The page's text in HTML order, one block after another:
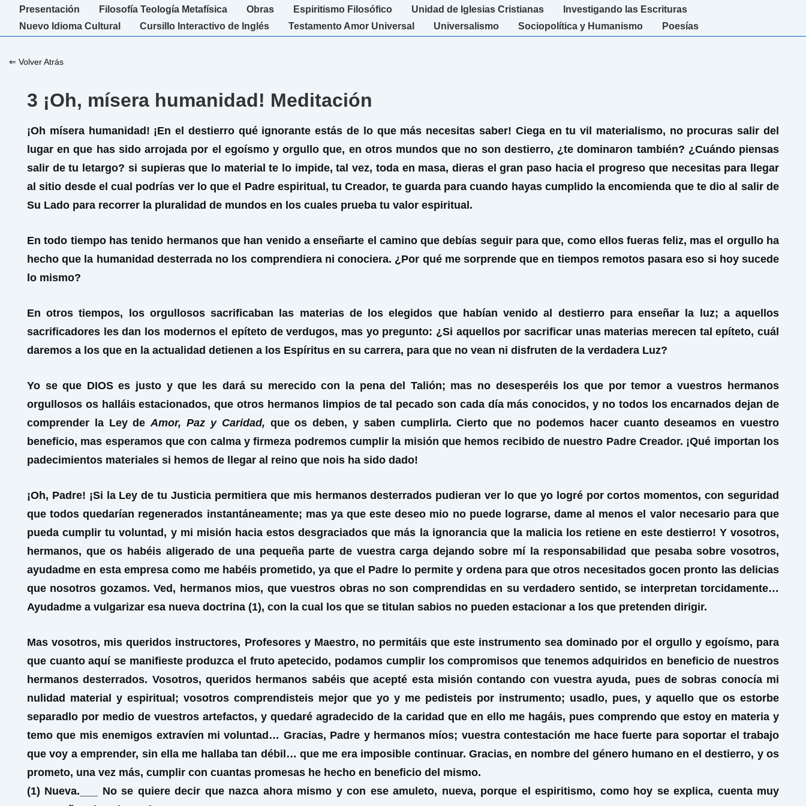
Saltar
contenido
Navegación
principal
Presentación Filosofía Teología Metafísica Obras Espiritismo Filosófico Unidad de Iglesias Cristianas
Investigando las Escrituras
Nuevo Idioma Cultural
Cursillo Interactivo de Inglés Testamento Amor Universal Universalismo Sociopolítica y Humanismo Poesías
⇐ Volver Atrás
3 ¡Oh, mísera humanidad! Meditación
¡Oh mísera humanidad! ¡En el destierro qué ignorante estás de lo que más necesitas saber! Ciega en tu vil materialismo, no procuras salir del
lugar en que has sido arrojada por el egoísmo y orgullo que, en otros mundos que no son destierro, ¿te dominaron también? ¿Cuándo piensas
salir de tu letargo? si supieras que lo material te lo impide, tal vez, toda en masa, dieras el gran paso hacia el progreso que necesitas para llegar
al sitio desde el cual podrías ver lo que el Padre espiritual, tu Creador, te guarda para cuando hayas cumplido la encomienda que te dio al salir de
Su Lado para recorrer la pluralidad de mundos en los cuales prueba tu valor espiritual.
En todo tiempo has tenido hermanos que han venido a enseñarte el camino que debías seguir para que, como ellos fueras feliz, mas el orgullo ha
hecho que la humanidad desterrada no los comprendiera ni conociera. ¿Por qué me sorprende que en tiempos remotos pasara eso si hoy sucede
lo mismo?
En otros tiempos, los orgullosos sacrificaban las materias de los elegidos que habían venido al destierro para enseñar la luz; a aquellos
sacrificadores les dan los modernos el epíteto de verdugos, mas yo pregunto: ¿Si aquellos por sacrificar unas materias merecen tal epíteto, cuál
daremos a los que en la actualidad detienen a los Espíritus en su carrera, para que no vean ni disfruten de la verdadera Luz?
Yo se que DIOS es justo y que les dará su merecido con la pena del Talión; mas no desesperéis los que por temor a vuestros hermanos
orgullosos os halláis estacionados, que otros hermanos limpios de tal pecado son cada día más conocidos, y no todos los encarnados dejan de
comprender la Ley deAmor, Paz y Caridad, que os deben, y saben cumplirla. Cierto que no podemos hacer cuanto deseamos en vuestro
beneficio, mas esperamos que con calma y firmeza podremos cumplir la misión que hemos recibido de nuestro Padre Creador. ¡Qué importan los
padecimientos materiales si hemos de llegar al reino que nois ha sido dado!
¡Oh, Padre! ¡Si la Ley de tu Justicia permitiera que mis hermanos desterrados pudieran ver lo que yo logré por cortos momentos, con seguridad
que todos quedarían regenerados instantáneamente; mas ya que este deseo mio no puede lograrse, dame al menos el valor necesario para que
pueda cumplir tu voluntad, y mi misión hacia estos desgraciados que más la ignorancia que la malicia los retiene en este destierro! Y vosotros,
hermanos, que os habéis aligerado de una pequeña parte de vuestra carga dejando sobre mí la responsabilidad que pesaba sobre vosotros,
ayudadme en esta empresa como me habéis prometido, ya que el Padre lo permite y ordena para que otros necesitados gocen pronto las delicias
que nosotros gozamos. Ved, hermanos mios, que vuestros obras no son comprendidas en su verdadero sentido, se interpretan torcidamente…
Ayudadme a vulgarizar esa nueva doctrina (1), con la cual los que se titulan sabios no pueden estacionar a los que pretenden dirigir.
Mas vosotros, mis queridos instructores, Profesores y Maestro, no permitáis que este instrumento sea dominado por el orgullo y egoísmo, para
que cuanto aquí se manifieste produzca el fruto apetecido, podamos cumplir los compromisos que tenemos adquiridos en beneficio de nuestros
hermanos desterrados. Vosotros, queridos hermanos sabéis que acepté esta misión contando con vuestra ayuda, pues de sobras conocía mi
nulidad material y espiritual; vosotros comprendisteis mejor que yo y me pedisteis por instrumento; usadlo, pues, y aquello que os estorbe
separadlo por medio de vuestros artefactos, y quedaré agradecido de la caridad que en ello me hagáis, pues comprendo que estoy en materia y
temo que mis enemigos extravíen mi voluntad… Gracias, Padre y hermanos míos; vuestra contestación me hace fuerte para soportar el trabajo
que voy a emprender, sin ella me hallaba tan débil… que me era imposible continuar. Gracias, en nombre del género humano en el destierro, y os
prometo, una vez más, cumplir con cuantas promesas he hecho en beneficio del mismo.
(1) Nueva.___ No se quiere decir que nazca ahora mismo y con ese amuleto, nueva, porque el espiritismo, como hoy se explica, cuenta muy